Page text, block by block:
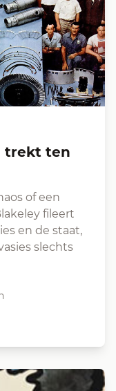
of een
fileert
en de staat,
slechts